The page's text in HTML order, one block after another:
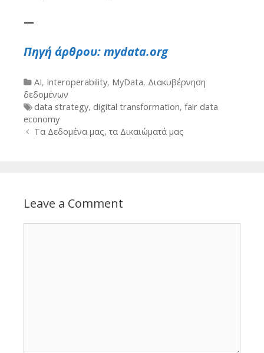
—
Πηγή άρθρου: mydata.org
Categories
AI, Interoperability, MyData, Διακυβέρνηση
δεδομένων
Tags
data strategy, digital transformation, fair data
economy
PostΤα Δεδομένα μας, τα Δικαιώματά μας
Leave a Comment